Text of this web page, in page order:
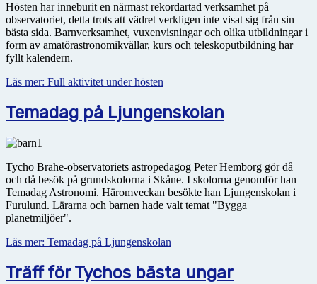
Hösten har inneburit en närmast rekordartad verksamhet på
observatoriet, detta trots att vädret verkligen inte visat sig från sin
bästa sida. Barnverksamhet, vuxenvisningar och olika utbildningar i
form av amatörastronomikvällar, kurs och teleskoputbildning har
fyllt kalendern.
Läs mer: Full aktivitet under hösten
Temadag på Ljungenskolan
Tycho Brahe-observatoriets astropedagog Peter Hemborg gör då
och då besök på grundskolorna i Skåne. I skolorna genomför han
Temadag Astronomi. Häromveckan besökte han Ljungenskolan i
Furulund. Lärarna och barnen hade valt temat "Bygga
planetmiljöer".
Läs mer: Temadag på Ljungenskolan
Träff för Tychos bästa ungar